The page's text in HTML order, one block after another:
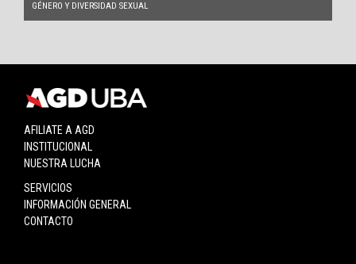
GÉNERO Y DIVERSIDAD SEXUAL
AFILIATE A AGD
INSTITUCIONAL
NUESTRA LUCHA
SERVICIOS
INFORMACIÓN GENERAL
CONTACTO